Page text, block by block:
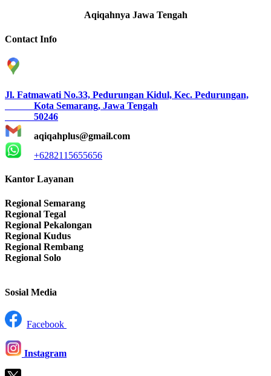
Aqiqahnya Jawa Tengah
Contact Info
Jl. Fatmawati No.33, Pedurungan Kidul, Kec. Pedurungan,
Kota Semarang, Jawa Tengah
50246
aqiqahplus@gmail.com
+6282115655656
Kantor Layanan
Regional Semarang
Regional Tegal
Regional Pekalongan
Regional Kudus
Regional Rembang
Regional Solo
Sosial Media
Facebook
Instagram